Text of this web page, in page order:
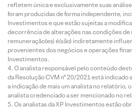
refletem única e exclusivamente suas
foram produzidas de forma independente,
Investimentos e que estão sujeitas a
decorrência de alterações nas condições de
remuneração(es) é(são) indiretamente
provenientes dos negócios e operações
Investimentos.
O analista responsável pelo conteúdo
da Resolução CVM nº 20/2021 está indicado
a indicação de mais um analista no relatório,
analista credenciado a ser mencionado no
Os analistas da XP Investimentos estão